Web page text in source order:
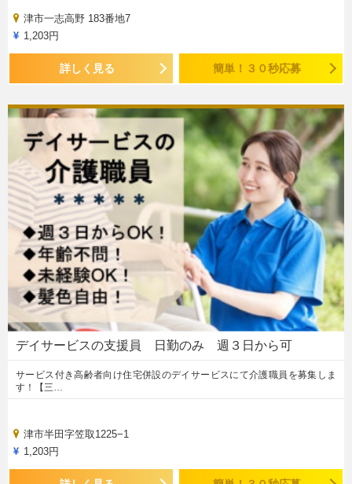
津市一志高野 183番地7
1,203円
詳しく見る 簡単！３０秒応募
デイサービスの支援員 日勤のみ 週３日から可
サービス付き高齢者向け住宅併設のデイサービスにて介護職員を募集しま
す！【三…
津市半田字笠取1225−1
1,203円